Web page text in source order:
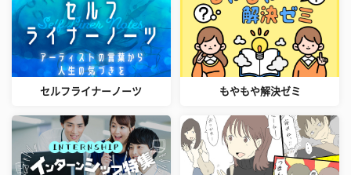
セルフライナーノーツ もやもや解決ゼミ